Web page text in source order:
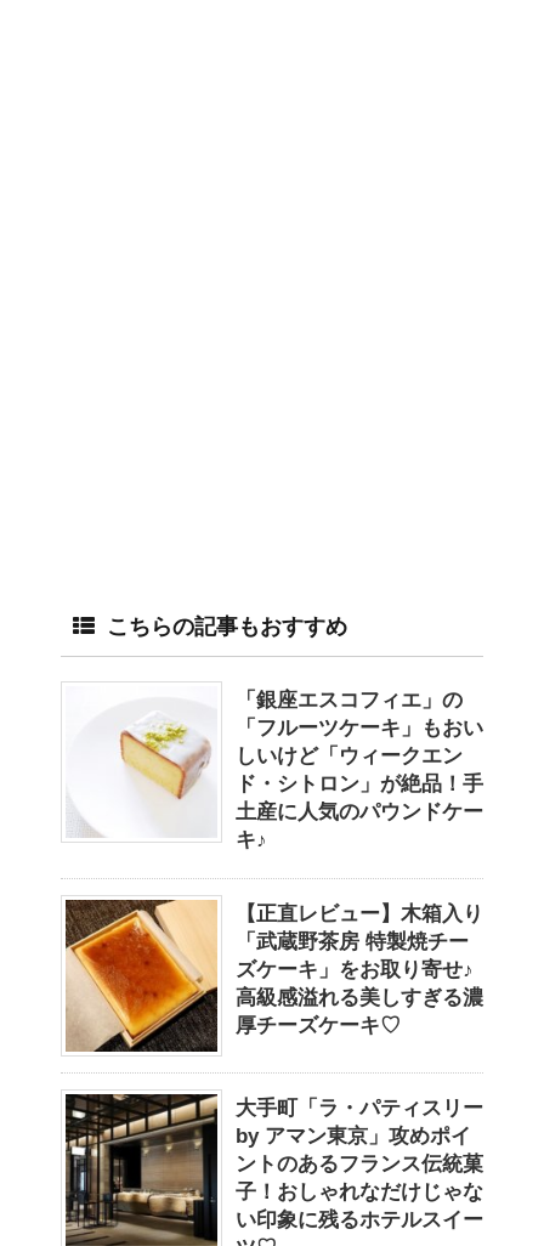
こちらの記事もおすすめ
「銀座エスコフィエ」の
「フルーツケーキ」もおい
しいけど「ウィークエン
ド・シトロン」が絶品！手
土産に人気のパウンドケー
キ♪
【正直レビュー】木箱入り
「武蔵野茶房 特製焼チー
ズケーキ」をお取り寄せ♪
高級感溢れる美しすぎる濃
厚チーズケーキ♡
大手町「ラ・パティスリー
by アマン東京」攻めポイ
ントのあるフランス伝統菓
子！おしゃれなだけじゃな
い印象に残るホテルスイー